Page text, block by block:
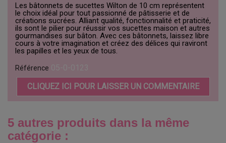
Les bâtonnets de sucettes Wilton de 10 cm représentent
le choix idéal pour tout passionné de pâtisserie et de
créations sucrées. Alliant qualité, fonctionnalité et praticité,
ils sont le pilier pour réussir vos sucettes maison et autres
gourmandises sur bâton. Avec ces bâtonnets, laissez libre
cours à votre imagination et créez des délices qui raviront
les papilles et les yeux de tous.
Référence
CLIQUEZ ICI POUR LAISSER UN COMMENTAIRE
5 autres produits dans la même
catégorie :